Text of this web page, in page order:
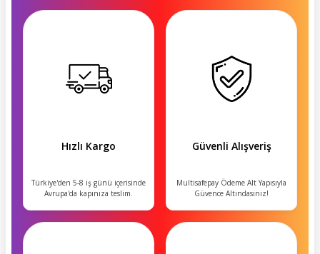
Hızlı Kargo
Türkiye'den 5-8 iş günü içerisinde
Avrupa'da kapınıza teslim.
Güvenli Alışveriş
Multisafepay Ödeme Alt Yapısıyla
Güvence Altındasınız!